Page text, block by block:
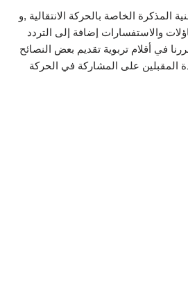
المذكرة الخاصة بالحركة الانتقالية ,و
والاستفسارات إضافة إلى التردد
قررنا في أقلام تربوية تقديم بعض النصائح
المقبلين على المشاركة في الحركة